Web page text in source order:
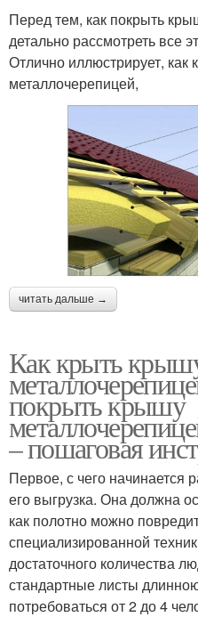
Перед тем, как покрыть
детально рассмотреть все
Отлично иллюстрирует, как
металлочерепицей,
читать дальше →
Как крыть
покрыть крышу
– пошаговая
Первое, с чего начинается
его выгрузка. Она должна
как полотно можно
специализированной
достаточного количества
стандартные листы
потребоваться от 2 до 4